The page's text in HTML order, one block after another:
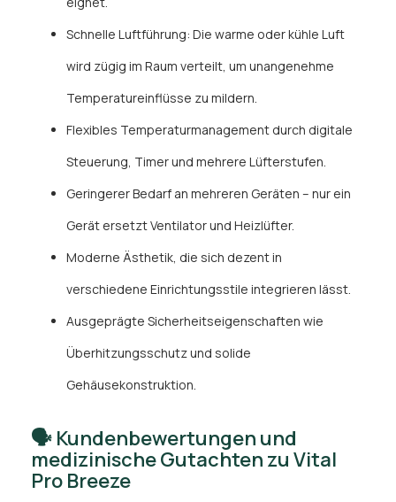
Schnelle Luftführung: Die warme oder kühle Luft
wird zügig im Raum verteilt, um unangenehme
Temperatureinflüsse zu mildern.
Flexibles Temperaturmanagement durch digitale
Steuerung, Timer und mehrere Lüfterstufen.
Geringerer Bedarf an mehreren Geräten – nur ein
Gerät ersetzt Ventilator und Heizlüfter.
Moderne Ästhetik, die sich dezent in
verschiedene Einrichtungsstile integrieren lässt.
Ausgeprägte Sicherheitseigenschaften wie
Überhitzungsschutz und solide
Gehäusekonstruktion.
🗣️ Kundenbewertungen und
medizinische Gutachten zu Vital
Pro Breeze